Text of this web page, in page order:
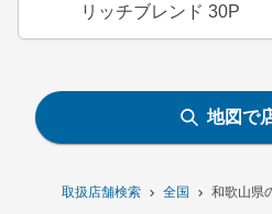
取扱店舗検索 全国 和歌山県
リッチブレンド 30P
地図で